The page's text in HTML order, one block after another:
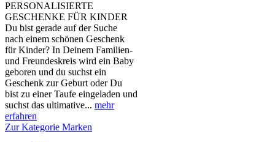
PERSONALISIERTE
GESCHENKE FÜR KINDER
Du bist gerade auf der Suche
nach einem schönen Geschenk
für Kinder? In Deinem Familien-
und Freundeskreis wird ein Baby
geboren und du suchst ein
Geschenk zur Geburt oder Du
bist zu einer Taufe eingeladen und
suchst das ultimative... mehr
erfahren
Zur Kategorie Marken